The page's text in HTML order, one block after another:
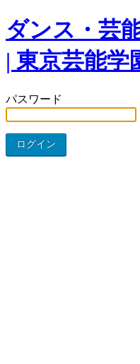
ダンス・芸
| 東京芸能学
パスワード